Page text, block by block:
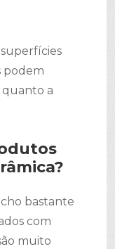
podem
a
bastante
com
muito